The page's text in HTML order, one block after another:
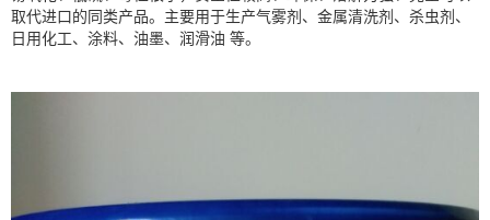
取代进口的同类产品。主要用于生产气雾剂、金属清洗剂、杀虫剂、
日用化工、涂料、油墨、 润滑油 等。